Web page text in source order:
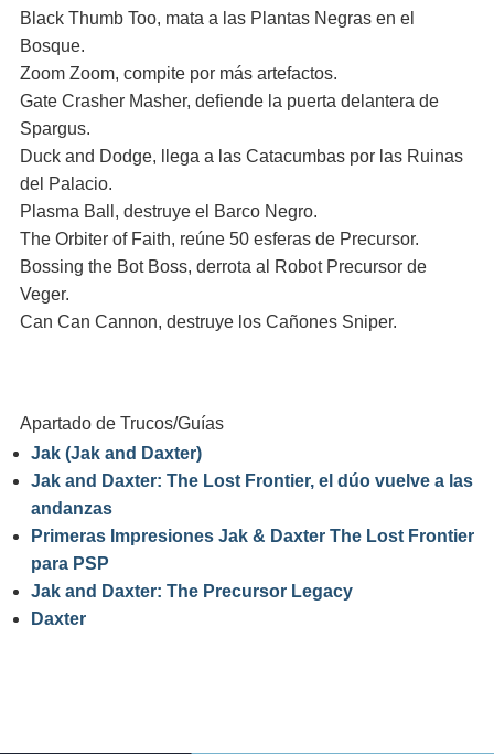
Black Thumb Too, mata a las Plantas Negras en el
Bosque.
Zoom Zoom, compite por más artefactos.
Gate Crasher Masher, defiende la puerta delantera de
Spargus.
Duck and Dodge, llega a las Catacumbas por las Ruinas
del Palacio.
Plasma Ball, destruye el Barco Negro.
The Orbiter of Faith, reúne 50 esferas de Precursor.
Bossing the Bot Boss, derrota al Robot Precursor de
Veger.
Can Can Cannon, destruye los Cañones Sniper.
Apartado de Trucos/Guías
Jak (Jak and Daxter)
Jak and Daxter: The Lost Frontier, el dúo vuelve a las
andanzas
Primeras Impresiones Jak & Daxter The Lost Frontier
para PSP
Jak and Daxter: The Precursor Legacy
Daxter